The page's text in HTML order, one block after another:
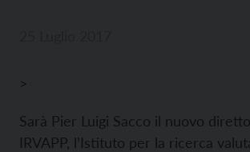
>
Sarà Pier Luigi Sacco il nuovo
IRVAPP, l’Istituto per la ricerca